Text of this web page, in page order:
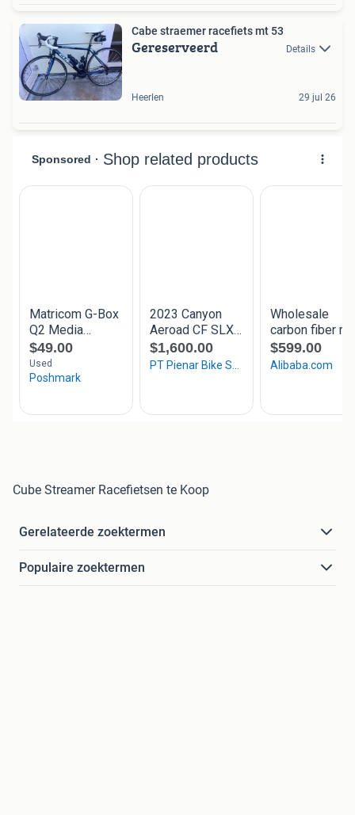
Cabe straemer racefiets mt 53
Gereserveerd Details
Heerlen 29 jul 26
Cube Streamer Racefietsen te Koop
Gerelateerde zoektermen
Populaire zoektermen